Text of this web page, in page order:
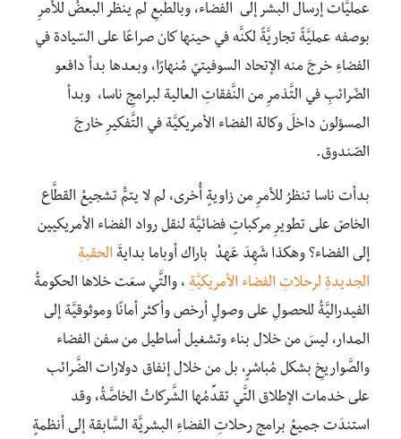
عمليَّات إرسال البشر إلى الفضاء، وبالطَّبعِ لم ينظر البعضُ للأمرِ
بوصفه عمليَّةً تجاريَّةً لكنَّه في حينها كان صراعًا على السّيادة في
الفضاءِ خرجَ منه الإتحاد السوفيتيّ مُنهارًا، وبعدها بدأ دافعو
الضّرائبِ في التَّذمرِ من النَّفقاتِ العالية لبرامجِ ناسا، وبدأ
المسؤلون داخلَ وكالة الفضاء الأمريكيَّة في التَّفكيرِ خارجَ
الصّندوق.
بدأت ناسا تنظرُ للأمرِ من زاويةٍ أُخرى، لم لا يتمُّ تشجيعُ القطَّاع
الخاصّ على تطويرِ مركباتٍ فضائيَّة لنقل رواد الفضاء الأمريكيين
إلى الفضاء؟ وهكذا شَهِدَ عَهدُ باراك أوباما بدايةَ الحقبةِ
الجديدةِ لرحلاتِ الفضاء الأمريكيَّة ِ ، والتَّي سعَت خلاها الحكومةُ
الفيدراليَّةُ للحصولِ على وصولٍ أرخص وأكثر أمانًا وموثوقيَّة إلى
المدار، ليسَ من خلال بناء وتشغيل أساطيل من سفن الفضاء
والصَّواريخِ بشكل مُباشرٍ، بل من خلال إنفاق دولارات الضَّرائب
على خدمات الإطلاق التَّي تقدِّمُها الشَّركاتُ الخاصَّةُ، وقد
استندَت جميعُ برامج رحلاتِ الفضاءِ البشريَّة السَّابقة إلى أنظمةٍ